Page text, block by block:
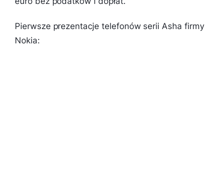
Pierwsze prezentacje telefonów serii Asha firmy
Nokia: